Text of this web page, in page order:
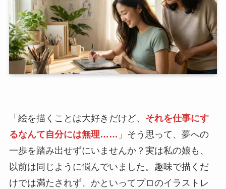
「絵を描くことは大好きだけど、 それを仕事にす
るなんて自分には無理…… 」そう思って、夢への
一歩を踏み出せずにいませんか？実は私の娘も、
以前は同じように悩んでいました。趣味で描くだ
けでは満たされず、かといってプロのイラストレ